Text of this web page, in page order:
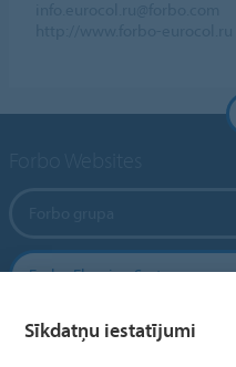
Forbo Flooring Systems
Forbo Movement Systems
Sīkdatņu iestatījumi